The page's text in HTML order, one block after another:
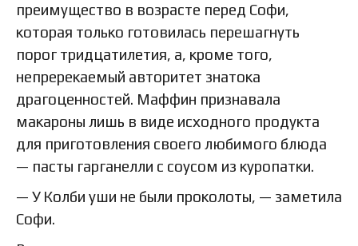
преимущество в возрасте перед Софи,
которая только готовилась перешагнуть
порог тридцатилетия, а, кроме того,
непререкаемый авторитет знатока
драгоценностей. Маффин признавала
макароны лишь в виде исходного продукта
для приготовления своего любимого блюда
— пасты гарганелли с соусом из куропатки.
— У Колби уши не были проколоты, — заметила
Софи.